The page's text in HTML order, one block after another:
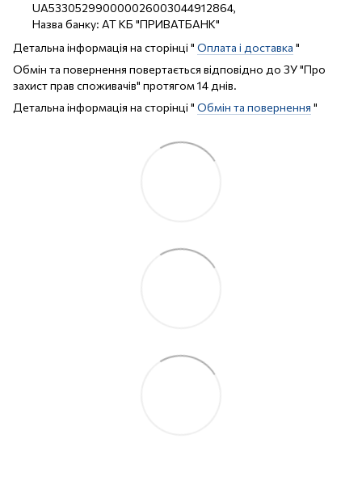
UA533052990000026003044912864,
Назва банку: АТ КБ "ПРИВАТБАНК"
Детальна інформація на сторінці " Оплата і доставка "
Обмін та повернення повертається відповідно до ЗУ "Про
захист прав споживачів" протягом 14 днів.
Детальна інформація на сторінці " Обмін та повернення "